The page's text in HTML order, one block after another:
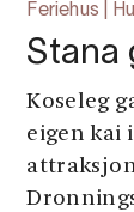
Feriehus |
Stana
Koseleg
eigen kai